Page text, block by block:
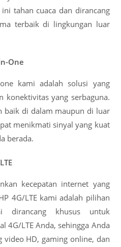
tahan cuaca dan dirancang
terbaik di lingkungan luar
One
kami adalah solusi yang
konektivitas yang serbaguna.
baik di dalam maupun di luar
menikmati sinyal yang kuat
berada.
kecepatan internet yang
4G/LTE kami adalah pilihan
dirancang khusus untuk
4G/LTE Anda, sehingga Anda
HD, gaming online, dan